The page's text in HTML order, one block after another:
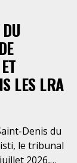
du 4
de
Denis du
le tribunal
2026,